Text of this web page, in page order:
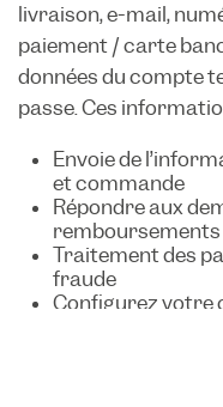
livraison, e-mail,
paiement / carte
données du compte
passe. Ces
Envoie de
et commande
Répondre aux
remboursements
Traitement des
fraude
Configurez votre